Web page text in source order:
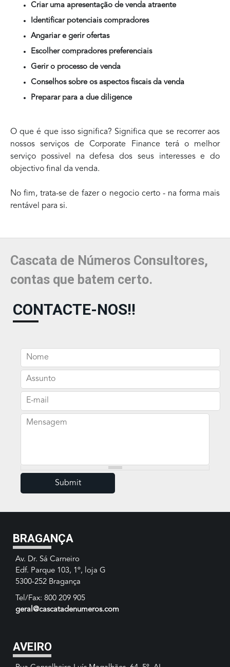
Criar uma apresentação de venda atraente
Identificar potenciais compradores
Angariar e gerir ofertas
Escolher compradores preferenciais
Gerir o processo de venda
Conselhos sobre os aspectos fiscais da venda
Preparar para a due diligence
O que é que isso significa? Significa que se recorrer aos
nossos serviços de Corporate Finance terá o melhor
serviço possivel na defesa dos seus interesses e do
objectivo final da venda.
No fim, trata-se de fazer o negocio certo - na forma mais
rentável para si.
Cascata de Números Consultores,
contas que batem certo.
CONTACTE-NOS!!
Nome
Assunto
E-mail
Mensagem
BRAGANÇA
Av. Dr. Sá Carneiro
Edf. Parque 103, 1º, loja G
5300-252 Bragança
Tel/Fax: 800 209 905
geral@cascatadenumeros.com
AVEIRO